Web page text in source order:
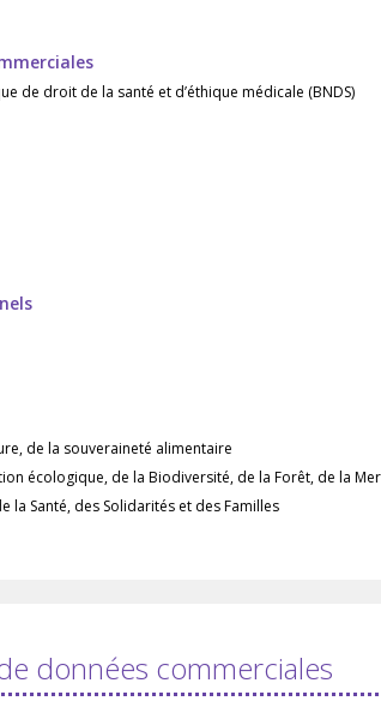
de droit de la santé et d’éthique médicale (BNDS)
de la souveraineté alimentaire
écologique, de la Biodiversité, de la Forêt, de la
la Santé, des Solidarités et des Familles
données commerciales